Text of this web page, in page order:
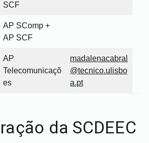
SCF
AP SComp +
AP SCF
AP
Telecomunicaçõ
es
madalenacabral
@tecnico.ulisbo
a.pt
da SCDEEC